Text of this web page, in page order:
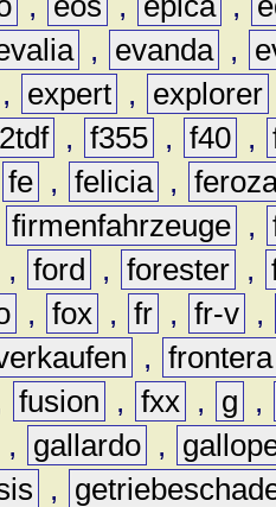
, evanda ,
, expert , explorer
, f355 , f40 ,
fe , felicia ,
firmenfahrzeuge ,
, ford , forester ,
, fox , fr , fr-v ,
, frontera
fusion , fxx , g
,
, gallardo ,
,